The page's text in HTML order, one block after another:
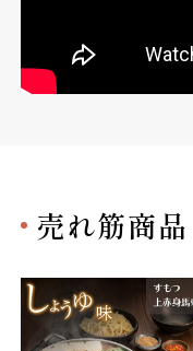
売れ筋商品